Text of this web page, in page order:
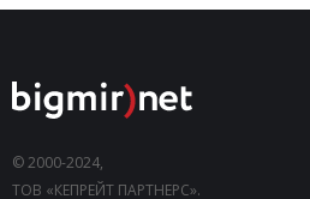
© 2000-2024,
ТОВ «КЕПРЕЙТ ПАРТНЕРС».